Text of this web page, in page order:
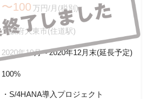
〜100 万円/月(税別)
大阪府大東市(住道駅)
2020年10月～2020年12月末(延長予定)
100%
・S/4HANA導入プロジェクト